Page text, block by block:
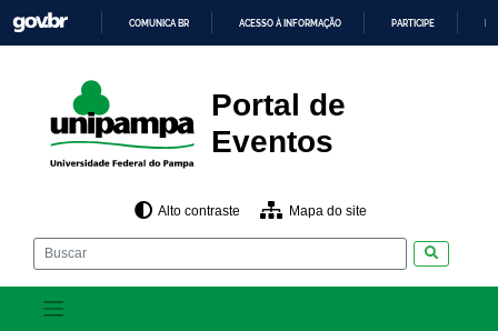
para
o
CONTEÚDO
COMUNICA BR ACESSO À INFORMAÇÃO PARTICIPE
Portal de
Eventos
Alto contraste Mapa do site